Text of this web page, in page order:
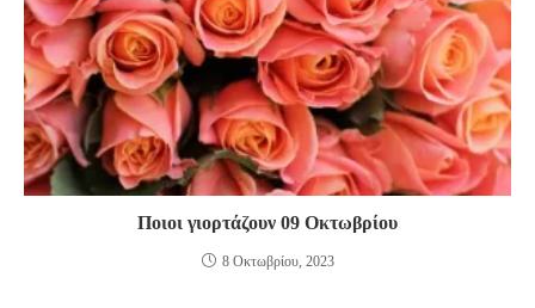
Ποιοι γιορτάζουν 09 Οκτωβρίου
8 Οκτωβρίου, 2023